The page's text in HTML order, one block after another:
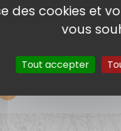
des cookies et
vous
Tout accepter